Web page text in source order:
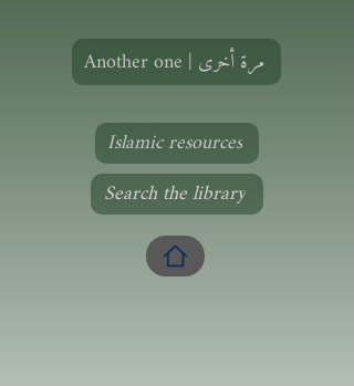
Another one | مرة أخرى
Islamic resources
Search the library